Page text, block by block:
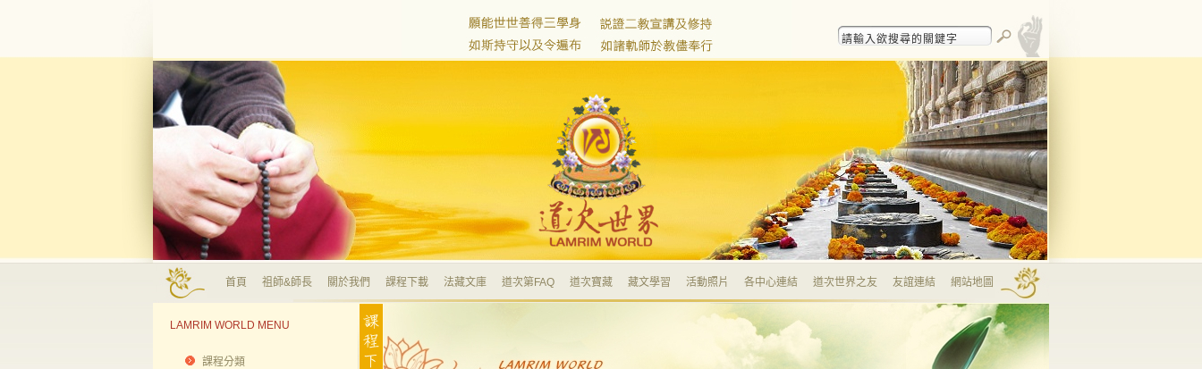
首頁 祖師&師長 關於我們 課程下載 法藏文庫 道次第FAQ 道次寶藏 藏文學習 活動照片 各中心連結 道次世界之友 友誼連結 網站地圖
LAMRIM WORLD MENU
課程分類